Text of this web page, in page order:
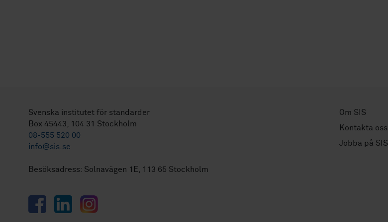
Svenska institutet för standarder
Box 45443, 104 31 Stockholm
08-555 520 00
info@sis.se
Besöksadress: Solnavägen 1E, 113 65 Stockholm
FacebookLinkedInInstagram
Om SIS
Kontakta oss
Jobba på SIS